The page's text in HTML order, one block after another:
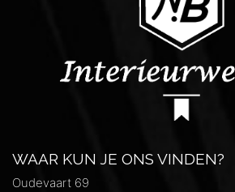
WAAR KUN JE ONS VINDEN?
Oudevaart 69